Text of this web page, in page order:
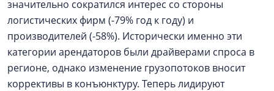
значительно сократился интерес со стороны
логистических фирм (-79% год к году) и
производителей (-58%). Исторически именно эти
категории арендаторов были драйверами спроса в
регионе, однако изменение грузопотоков вносит
коррективы в конъюнктуру. Теперь лидируют